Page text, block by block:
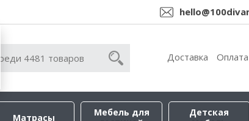
Доставка Оплата
Матрасы
Мебель для
Детская